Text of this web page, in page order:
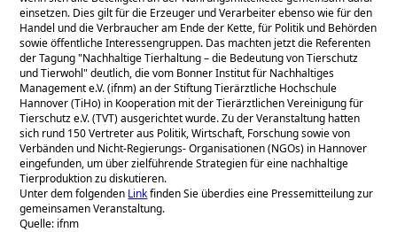
einsetzen. Dies gilt für die Erzeuger und Verarbeiter ebenso wie für den
Handel und die Verbraucher am Ende der Kette, für Politik und Behörden
sowie öffentliche Interessengruppen. Das machten jetzt die Referenten
der Tagung Nachhaltige Tierhaltung – die Bedeutung von Tierschutz
und Tierwohl deutlich, die vom Bonner Institut für Nachhaltiges
Management e.V. (ifnm) an der Stiftung Tierärztliche Hochschule
Hannover (TiHo) in Kooperation mit der Tierärztlichen Vereinigung für
Tierschutz e.V. (TVT) ausgerichtet wurde. Zu der Veranstaltung hatten
sich rund 150 Vertreter aus Politik, Wirtschaft, Forschung sowie von
Verbänden und Nicht-Regierungs- Organisationen (NGOs) in Hannover
eingefunden, um über zielführende Strategien für eine nachhaltige
Tierproduktion zu diskutieren.
Unter dem folgenden Linkfinden Sie überdies eine Pressemitteilung zur
gemeinsamen Veranstaltung.
Quelle: ifnm